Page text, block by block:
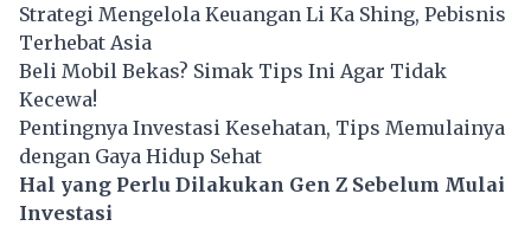
Strategi Mengelola Keuangan Li Ka Shing, Pebisnis
Terhebat Asia
Beli Mobil Bekas? Simak Tips Ini Agar Tidak
Kecewa!
Pentingnya Investasi Kesehatan, Tips Memulainya
dengan Gaya Hidup Sehat
Hal yang Perlu Dilakukan Gen Z Sebelum Mulai
Investasi